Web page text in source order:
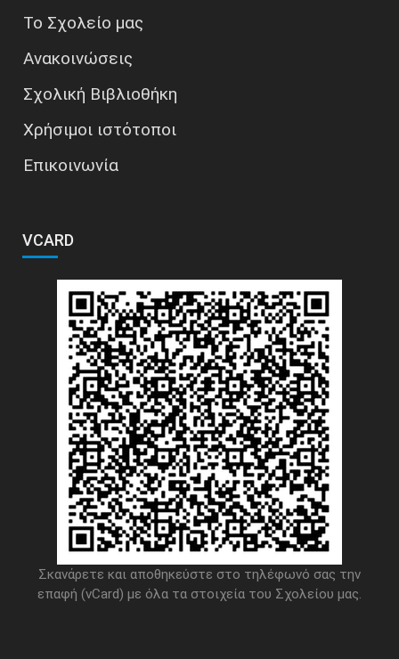
Το Σχολείο μας
Ανακοινώσεις
Σχολική Βιβλιοθήκη
Χρήσιμοι ιστότοποι
Επικοινωνία
VCARD
Σκανάρετε και αποθηκεύστε στο τηλέφωνό σας την
επαφή (vCard) με όλα τα στοιχεία του Σχολείου μας.